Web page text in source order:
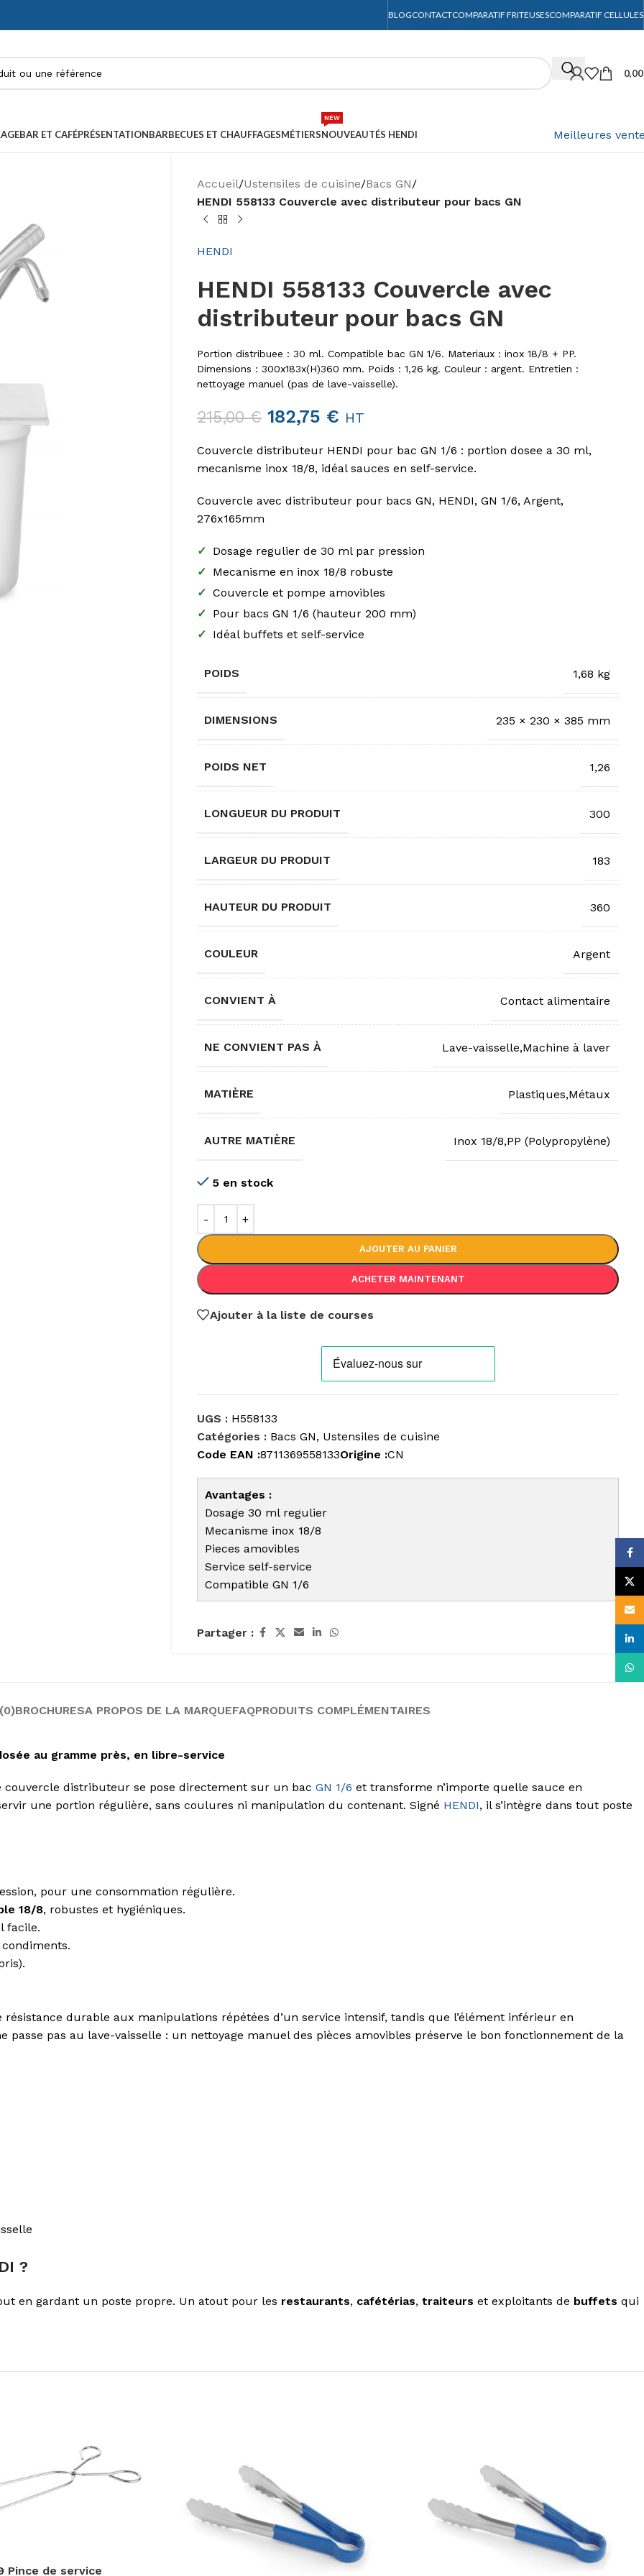
BLOGCONTACTCOMPARATIF FRITEUSESCOMPARATIF CELLULES
BAR ET CAFÉPRÉSENTATIONBARBECUES ET CHAUFFAGESMÉTIERSNOUVEAUTÉS HENDI
NEW
Meilleures
Accueil/Ustensiles de cuisine/Bacs GN/
HENDI 558133 Couvercle avec distributeur pour bacs GN
HENDI
HENDI 558133 Couvercle avec
distributeur pour bacs GN
Portion distribuee : 30 ml. Compatible bac GN 1/6. Materiaux : inox 18/8 + PP.
Dimensions : 300x183x(H)360 mm. Poids : 1,26 kg. Couleur : argent. Entretien :
nettoyage manuel (pas de lave-vaisselle).
215,00€ 182,75 € HT
Couvercle distributeur HENDI pour bac GN 1/6 : portion dosee a 30 ml,
mecanisme inox 18/8, idéal sauces en self-service.
Couvercle avec distributeur pour bacs GN, HENDI, GN 1/6, Argent,
276x165mm
✓ Dosage regulier de 30 ml par pression
✓ Mecanisme en inox 18/8 robuste
✓ Couvercle et pompe amovibles
✓ Pour bacs GN 1/6 (hauteur 200 mm)
✓ Idéal buffets et self-service
POIDS 1,68 kg
DIMENSIONS 235 × 230 × 385 mm
POIDS NET 1,26
LONGUEUR DU PRODUIT 300
LARGEUR DU PRODUIT 183
HAUTEUR DU PRODUIT 360
COULEUR Argent
CONVIENT À Contact alimentaire
NE CONVIENT PAS À Lave-vaisselle,Machine à laver
MATIÈRE Plastiques,Métaux
AUTRE MATIÈRE Inox 18/8,PP (Polypropylène)
5 en stock
AJOUTER AU PANIER
ACHETER MAINTENANT
Ajouter à la liste de courses
UGS : H558133
Catégories : Bacs GN, Ustensiles de cuisine
Code EAN :8711369558133Origine :CN
Avantages :
Dosage 30 ml regulier
Mecanisme inox 18/8
Pieces amovibles
Service self-service
Compatible GN 1/6
Partager :
BROCHURESA PROPOS DE LA MARQUEFAQPRODUITS COMPLÉMENTAIRES
au gramme près, en libre-service
couvercle distributeur se pose directement sur un bac GN 1/6 et transforme n’importe quelle sauce en
une portion régulière, sans coulures ni manipulation du contenant. Signé HENDI, il s’intègre dans tout poste
pour une consommation régulière.
18/8, robustes et hygiéniques.
facile.
durable aux manipulations répétées d’un service intensif, tandis que l’élément inférieur en
passe pas au lave-vaisselle : un nettoyage manuel des pièces amovibles préserve le bon fonctionnement de la
?
en gardant un poste propre. Un atout pour les restaurants, cafétérias, traiteurs et exploitants de buffets qui
Pince de service
Email